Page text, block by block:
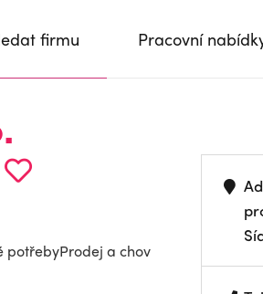
firmu Pracovní
potřebyProdej a chov